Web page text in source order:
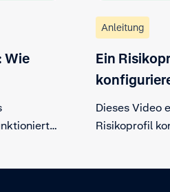
Wie
Anleitung
Ein
Dieses Video
Risikoprofil